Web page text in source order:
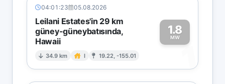
04:01:23 05.08.2026
Leilani Estates'in 29 km
güney-güneybatısında,
Hawaii
34.9 km I 19.22, -155.01
1.8
MW
1